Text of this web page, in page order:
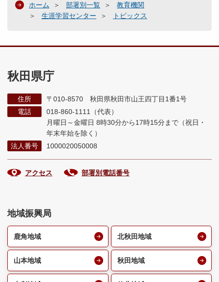
ホーム 部署別一覧
教育機関
生涯学習センター
トピックス
秋田県庁
住所
〒010-8570 秋田県秋田市山王四丁目1番1号
電話
018-860-1111（代表）
月曜日～金曜日 8時30分から17時15分まで （祝日・
年末年始を除く）
法人番号
1000020050008
アクセス 部署別電話番号
地域振興局
鹿角地域 北秋田地域
山本地域 秋田地域